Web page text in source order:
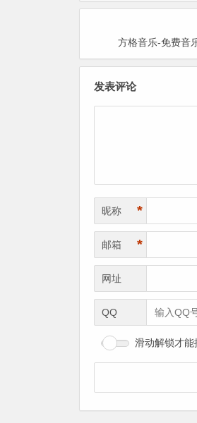
方格音乐-免费音
发表评论
昵称 *
邮箱 *
网址
QQ
滑动解锁才能